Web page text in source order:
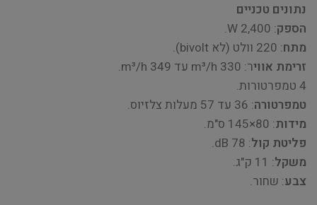
נתונים טכניים
הספק: 2,400 W.
מתח: 220 וולט (לא bivolt).
זרימת אוויר: 330 m³/h עד 349 m³/h.
4 טמפרטורות.
טמפרטורה: 36 עד 57 מעלות צלזיוס.
מידות: 80×145 ס"מ.
פליטת קול: 78 dB.
משקל: 11 ק"ג.
צבע: שחור.